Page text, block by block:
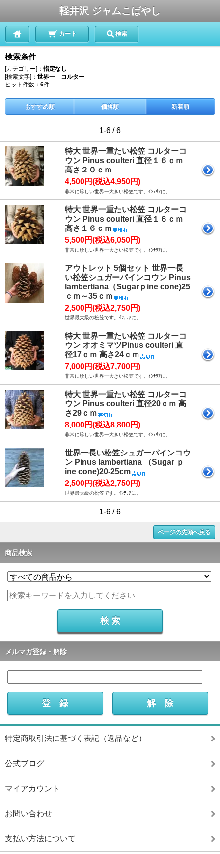
軽井沢 ジャムこばやし
カート 検索
検索条件
[カテゴリー]： 指定なし
[検索文字]： 世界一 コルター
ヒット件数： 6件
おすすめ順 価格順 新着順
1-6 / 6
特大 世界一重たい松笠 コルターコ
ウン Pinus coulteri 直径１６ｃｍ
高さ２０ｃｍ
4,500円(税込4,950円)
非常に珍しい世界一大きい松笠です。ｲﾝﾃﾘｱに。
特大 世界一重たい松笠 コルターコ
ウン Pinus coulteri 直径１６ｃｍ
高さ１６ｃｍ
5,500円(税込6,050円)
非常に珍しい世界一大きい松笠です。ｲﾝﾃﾘｱに。
アウトレット 5個セット 世界一長
い松笠シュガーパインコウン Pinus
lambertiana（Sugarｐine cone)25
ｃｍ～35ｃｍ
2,500円(税込2,750円)
世界最大級の松笠です。ｲﾝﾃﾘｱに。
特大 世界一重たい松笠 コルターコ
ウン オオミマツPinus coulteri 直
径17ｃｍ 高さ24ｃｍ
7,000円(税込7,700円)
非常に珍しい世界一大きい松笠です。ｲﾝﾃﾘｱに。
特大 世界一重たい松笠 コルターコ
ウン Pinus coulteri 直径20ｃｍ 高
さ29ｃｍ
8,000円(税込8,800円)
非常に珍しい世界一大きい松笠です。ｲﾝﾃﾘｱに。
世界一長い松笠シュガーパインコウ
ン Pinus lambertiana （Sugar ｐ
ine cone)20-25cm
2,500円(税込2,750円)
世界最大級の松笠です。ｲﾝﾃﾘｱに。
1-6 / 6
ページの先頭へ戻る
商品検索
メルマガ登録・解除
特定商取引法に基づく表記（返品など）
公式ブログ
マイアカウント
お問い合わせ
支払い方法について